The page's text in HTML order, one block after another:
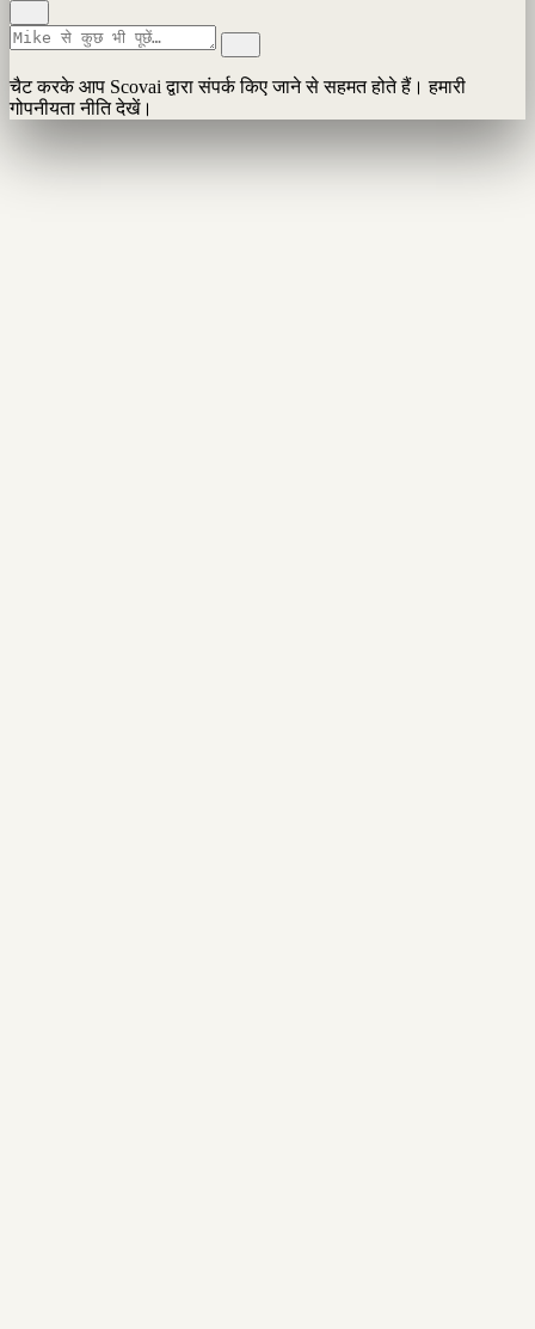
चैट करके आप Scovai द्वारा संपर्क किए जाने से सहमत होते हैं। हमारी
गोपनीयता नीति देखें।